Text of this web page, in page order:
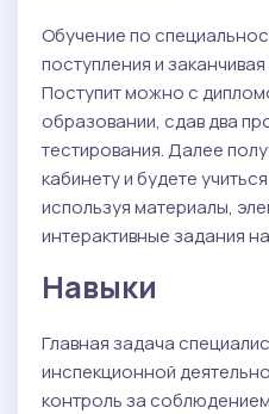
Обучение по
поступления и
Поступит можно с
образовании, сдав два
тестирования. Далее
кабинету и будете
используя материалы,
интерактивные задания
Навыки
Главная задача
инспекционной
контроль за